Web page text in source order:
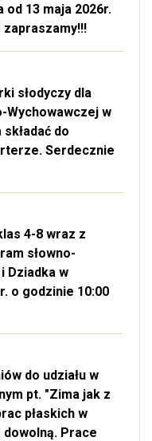
13 maja 2026r.
zapraszamy!!!
słodyczy dla
Wychowawczej w
do
Serdecznie
4-8 wraz z
słowno-
Dziadka w
o godzinie 10:00
do udziału w
pt. "Zima jak z
płaskich w
Prace